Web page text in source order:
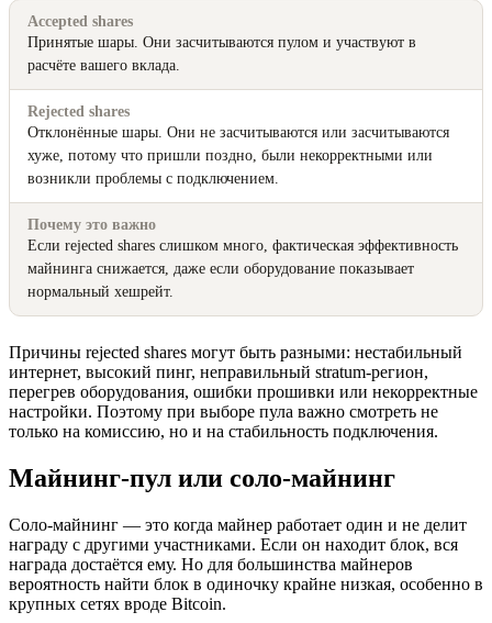
Accepted shares
Принятые шары. Они засчитываются пулом и участвуют в
расчёте вашего вклада.
Rejected shares
Отклонённые шары. Они не засчитываются или засчитываются
хуже, потому что пришли поздно, были некорректными или
возникли проблемы с подключением.
Почему это важно
Если rejected shares слишком много, фактическая эффективность
майнинга снижается, даже если оборудование показывает
нормальный хешрейт.
Причины rejected shares могут быть разными: нестабильный
интернет, высокий пинг, неправильный stratum-регион,
перегрев оборудования, ошибки прошивки или некорректные
настройки. Поэтому при выборе пула важно смотреть не
только на комиссию, но и на стабильность подключения.
Майнинг-пул или соло-майнинг
Соло-майнинг — это когда майнер работает один и не делит
награду с другими участниками. Если он находит блок, вся
награда достаётся ему. Но для большинства майнеров
вероятность найти блок в одиночку крайне низкая, особенно в
крупных сетях вроде Bitcoin.